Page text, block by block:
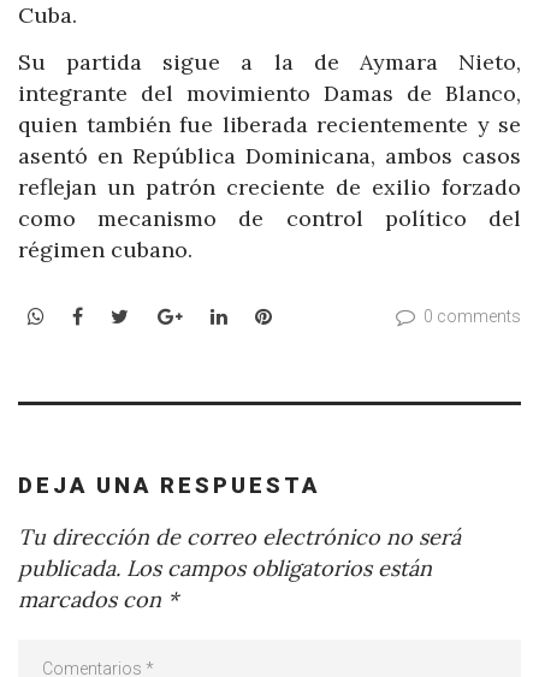
Cuba.
Su partida sigue a la de Aymara Nieto,
integrante del movimiento Damas de Blanco,
quien también fue liberada recientemente y se
asentó en República Dominicana, ambos casos
reflejan un patrón creciente de exilio forzado
como mecanismo de control político del
régimen cubano.
WhatsApp
Facebook
TwitterGoogle+LinkedInPinterest 0 comments
DEJA UNA RESPUESTA
Tu dirección de correo electrónico no será
publicada. Los campos obligatorios están
marcados con *